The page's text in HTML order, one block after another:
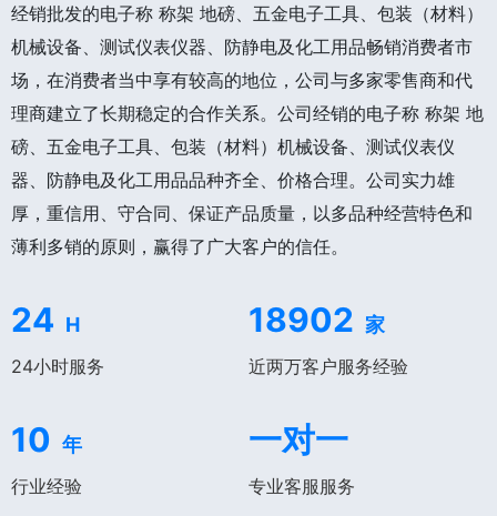
经销批发的电子称 称架 地磅、五金电子工具、包装（材料）
机械设备、测试仪表仪器、防静电及化工用品畅销消费者市
场，在消费者当中享有较高的地位，公司与多家零售商和代
理商建立了长期稳定的合作关系。公司经销的电子称 称架 地
磅、五金电子工具、包装（材料）机械设备、测试仪表仪
器、防静电及化工用品品种齐全、价格合理。公司实力雄
厚，重信用、守合同、保证产品质量，以多品种经营特色和
薄利多销的原则，赢得了广大客户的信任。
24 H
24小时服务
18902 家
近两万客户服务经验
10 年
行业经验
一对一
专业客服服务